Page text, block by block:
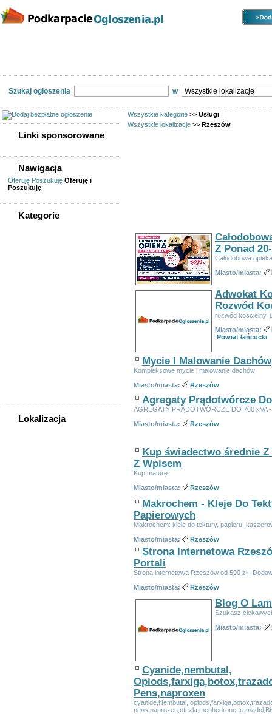
Szukaj ogłoszenia w
Linki sponsorowane
Nawigacja
Oferuję Poszukuję Oferuję i
Poszukuję
Kategorie
Lokalizacja
Wszystkie kategorie >> Usługi
Wszystkie lokalizacje >> Rzeszów
Z Ponad
Całodobowa
Miasto/miasta:
Adwokat
Rozwód
rozwód kościelny,
Miasto/miasta:
Powiat łańcucki
Mycie I Malowanie Dachów
Kompleksowe mycie i malowanie dachów
Miasto/miasta:
Rzeszów
Agregaty Prądotwórcze
AGREGATY PRĄDOTWÓRCZE DO 700 kVA
Miasto/miasta:
Rzeszów
Kup świadectwo średnie
Z Wpisem
Kup maturę
Miasto/miasta:
Rzeszów
Makrochem - Kleje Do
Papierowych
Makrochem: kleje do tektury, papieru,
Miasto/miasta:
Rzeszów
Strona Internetowa
Portali
Strona internetowa Rzeszów od 590 zł |
Miasto/miasta:
Rzeszów
Blog O
Szukasz
Miasto/miasta:
Cyanide,nembutal,
Pens,naproxen
cyanide,Nembutal,